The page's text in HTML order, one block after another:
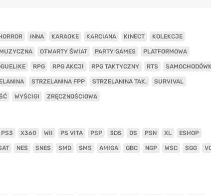
INNA KARAOKE KARCIANA KINECT KOLEKCJE
MUZYCZNA OTWARTY ŚWIAT PARTY GAMES PLATFORMOWA
RPG RPG AKCJI RPG TAKTYCZNY RTS
STRZELANINA FPP STRZELANINA TAK. SURVIVAL
WYŚCIGI ZRĘCZNOŚCIOWA
PS3 X360 WII PS VITA PSP 3DS DS PSN XL ESHOP
NES SNES SMD SMS AMIGA GBC NGP WSC SGG